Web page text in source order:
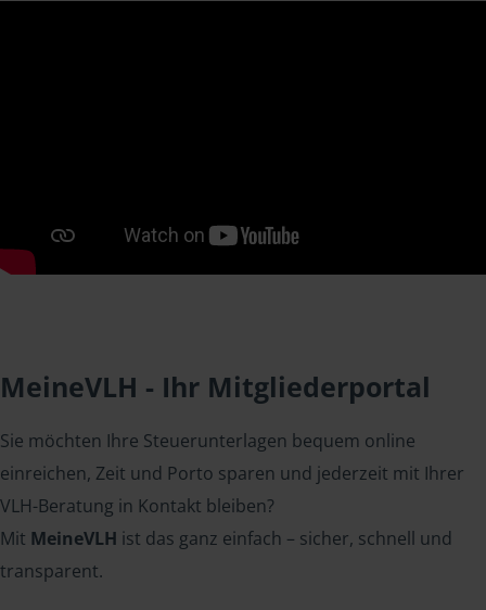
MeineVLH - Ihr Mitgliederportal
Sie möchten Ihre Steuerunterlagen bequem online
einreichen, Zeit und Porto sparen und jederzeit mit Ihrer
VLH-Beratung in Kontakt bleiben?
Mit MeineVLH ist das ganz einfach – sicher, schnell und
transparent.